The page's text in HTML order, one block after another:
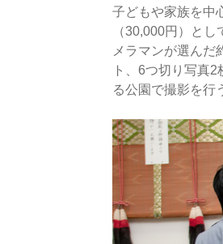
子どもや家族を中
（30,000円）と
メラマンが選んだ
ト、6つ切り写真
る公園で撮影を行